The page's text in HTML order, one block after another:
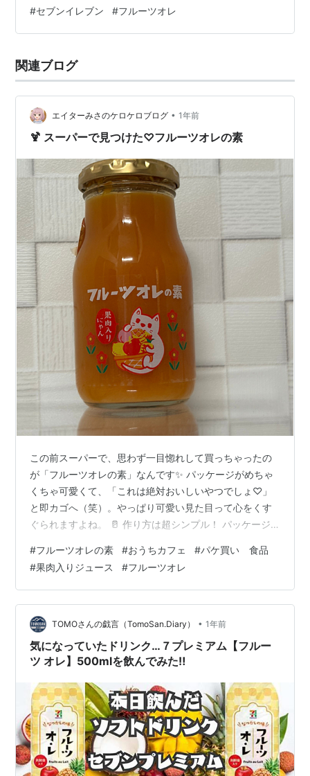
リンク”だ。 まず見た目がいい。この黄色のチェック柄。
どこかレトロで、どこか優しい。牛乳瓶でもジュースで
めたようなデザイン。ラベルにはフルーツが並ぶ。りん
ご、みかん、パインアップル、バナナ、もも。フルーツ
#セブンイレブン #フルーツオレ
関連ブログ
エイターみさのケロケロブログ • 1年前
🍹 スーパーで見つけた♡フルーツオレの素
この前スーパーで、思わず一目惚れして買っちゃったの
が「フルーツオレの素」なんです✨ パッケージがめちゃ
くちゃ可愛くて、「これは絶対おいしいやつでしょ♡」
と即カゴへ（笑）。やっぱり可愛い見た目って心をくす
ぐられますよね。 🥛 作り方は超シンプル！ パッケージ
て飲んでみたら…すごく甘くてびっくり！でも果肉がち
ゃんと入っていて、フルーティーで美味しいんです😋 ❄️
アレンジしてシャーベットに！ そのままでもおいしいけ
ど、残りを冷凍してシャーベットにしたら最高♡シャリ
シャリ食感とフルーツの甘みが広がって、夏のおやつに
ぴったりでした🍧✨ 💡 まとめ：…
#フルーツオレの素 #おうちカフェ #パケ買い 食品
#果肉入りジュース #フルーツオレ
TOMOさんの戯言（TomoSan.Diary） • 1年前
気になっていたドリンク…７プレミアム【フルー
ツ オレ】500mlを飲んでみた‼